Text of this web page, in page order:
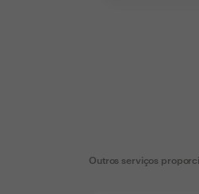
Outros serviços